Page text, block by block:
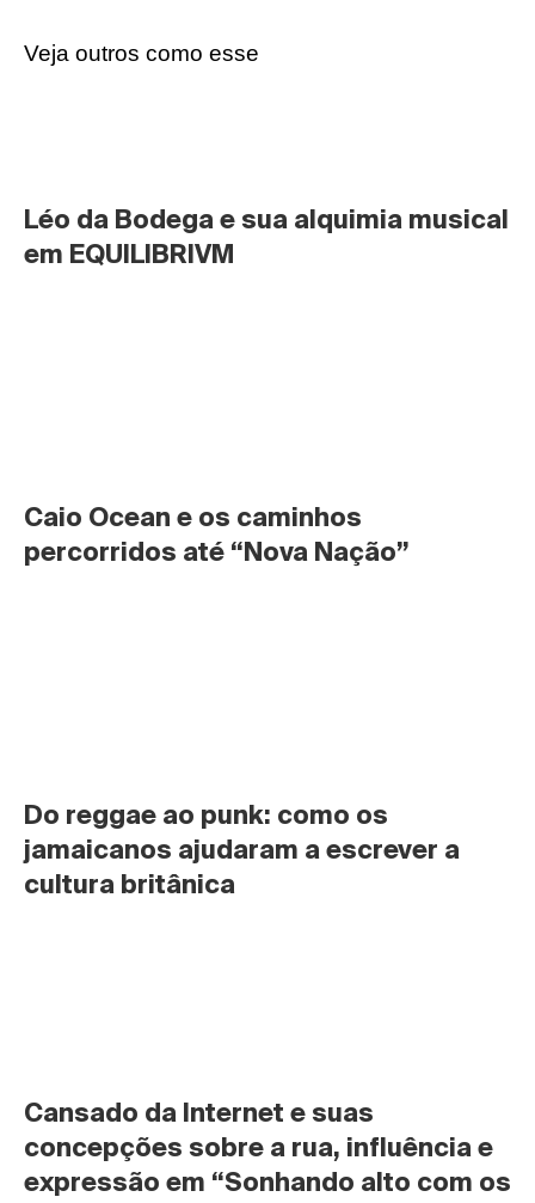
Veja outros como esse
Léo da Bodega e sua alquimia musical
em EQUILIBRIVM
Caio Ocean e os caminhos
percorridos até “Nova Nação”
Do reggae ao punk: como os
jamaicanos ajudaram a escrever a
cultura britânica
Cansado da Internet e suas
concepções sobre a rua, influência e
expressão em “Sonhando alto com os